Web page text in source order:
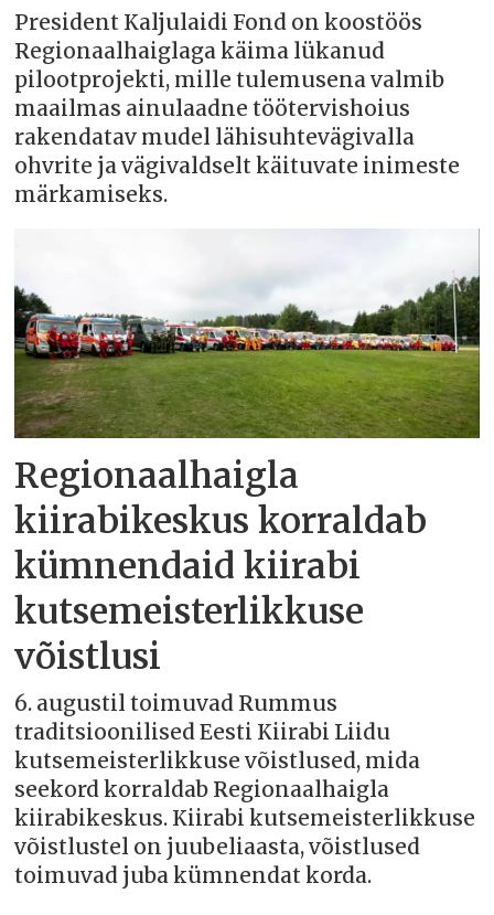
President Kaljulaidi Fond on koostöös
Regionaalhaiglaga käima lükanud
pilootprojekti, mille tulemusena valmib
maailmas ainulaadne töötervishoius
rakendatav mudel lähisuhtevägivalla
ohvrite ja vägivaldselt käituvate inimeste
märkamiseks.
Regionaalhaigla
kiirabikeskus korraldab
kümnendaid kiirabi
kutsemeisterlikkuse
võistlusi
6. augustil toimuvad Rummus
traditsioonilised Eesti Kiirabi Liidu
kutsemeisterlikkuse võistlused, mida
seekord korraldab Regionaalhaigla
kiirabikeskus. Kiirabi kutsemeisterlikkuse
võistlustel on juubeliaasta, võistlused
toimuvad juba kümnendat korda.